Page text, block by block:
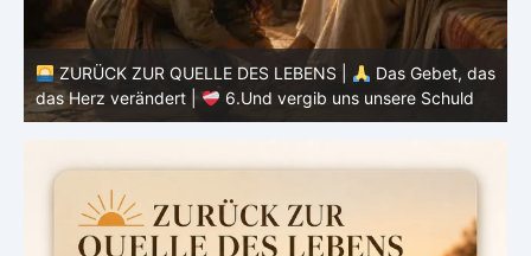
ZURÜCK ZUR QUELLE DES LEBENS |
Das Gebet, das
das Herz verändert |
5.Unser tägliches Brot gib uns
heute